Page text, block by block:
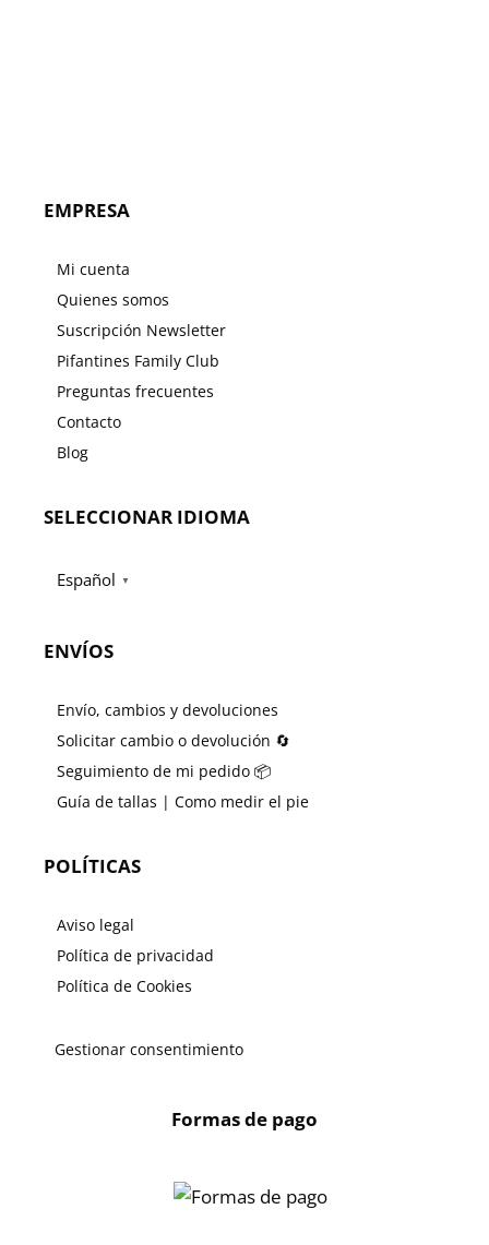
EMPRESA
Mi cuenta
Quienes somos
Suscripción Newsletter
Pifantines Family Club
Preguntas frecuentes
Contacto
Blog
SELECCIONAR IDIOMA
Español ▼
ENVÍOS
Envío, cambios y devoluciones
Solicitar cambio o devolución 🔄
Seguimiento de mi pedido 📦
Guía de tallas | Como medir el pie
POLÍTICAS
Aviso legal
Política de privacidad
Política de Cookies
Gestionar consentimiento
Formas de pago